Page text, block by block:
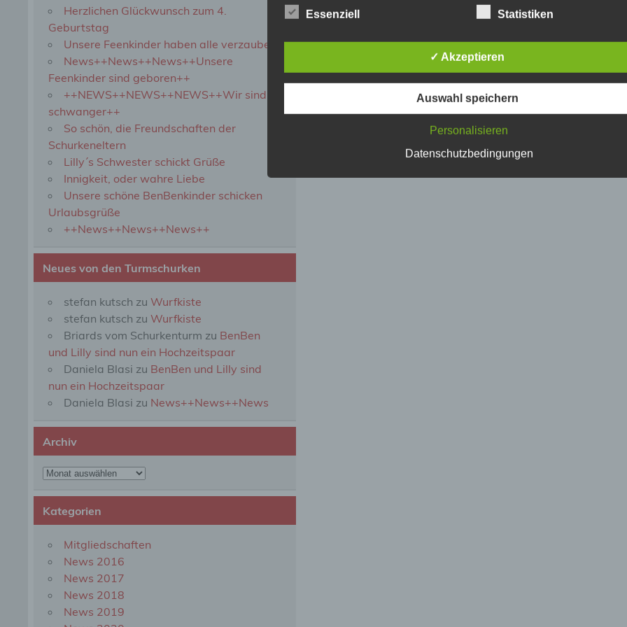
Herzlichen Glückwunsch zum 4.
Geburtstag
Unsere Feenkinder haben alle verzaubert
News++News++News++Unsere
Feenkinder sind geboren++
++NEWS++NEWS++NEWS++Wir sind
schwanger++
So schön, die Freundschaften der
Schurkeneltern
Lilly´s Schwester schickt Grüße
Innigkeit, oder wahre Liebe
Unsere schöne BenBenkinder schicken
Urlaubsgrüße
++News++News++News++
Neues von den Turmschurken
stefan kutsch zuWurfkiste
stefan kutsch zuWurfkiste
Briards vom Schurkenturm zu BenBen
und Lilly sind nun ein Hochzeitspaar
Daniela Blasi zu BenBen und Lilly sind
nun ein Hochzeitspaar
Daniela Blasi zu News++News++News
Archiv
Archiv
Kategorien
Mitgliedschaften
News 2016
News 2017
News 2018
News 2019
b) betroffene Person
Betroffene Person ist jede identifizierte oder identifizierbare
Person, deren personenbezogene Daten von dem für die Verarbeitung
Verantwortlichen verarbeitet werden.
c) Verarbeitung
Verarbeitung ist jeder mit oder ohne Hilfe automatisierter Verfahren
ausgeführte Vorgang oder jede solche Vorgangsreihe im
d) Einschränkung der Verarbeitung
Daten, die darin besteht, dass diese personenbezogenen Daten
Essenziell Statistiken
✓ Akzeptieren
Auswahl speichern
Personalisieren
Datenschutzbedingungen